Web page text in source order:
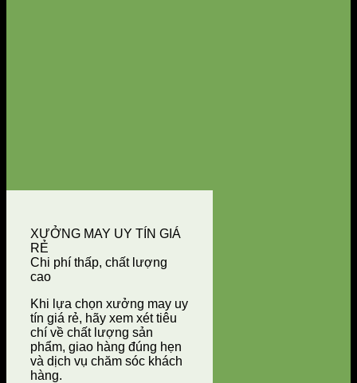
XƯỞNG MAY UY TÍN GIÁ
RẺ
Chi phí thấp, chất lượng
cao
Khi lựa chọn xưởng may uy
tín giá rẻ, hãy xem xét tiêu
chí về chất lượng sản
phẩm, giao hàng đúng hẹn
và dịch vụ chăm sóc khách
hàng.